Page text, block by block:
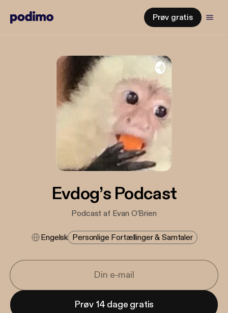
Prøv gratis
Evdog’s Podcast
Podcast af Evan O’Brien
Engelsk Personlige Fortællinger & Samtaler
Prøv 14 dage gratis